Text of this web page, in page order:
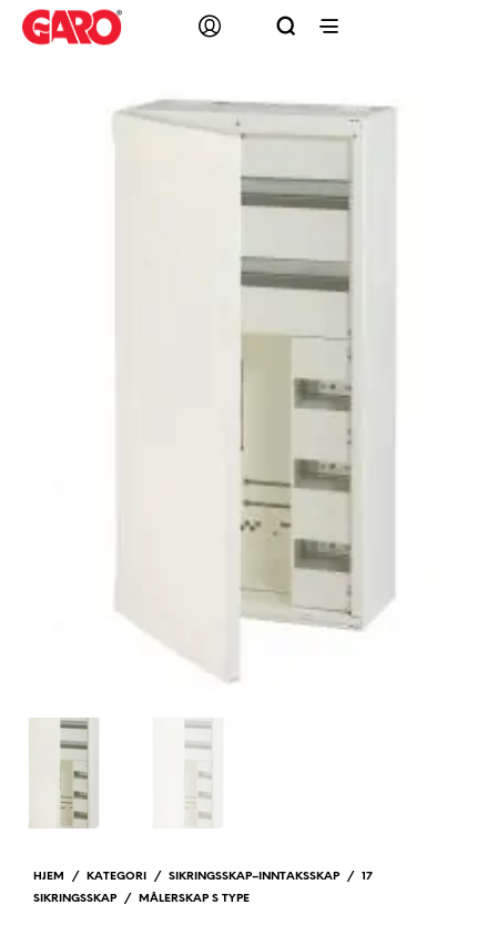
HJEM / KATEGORI / SIKRINGSSKAP–INNTAKSSKAP /
17
SIKRINGSSKAP
/ MÅLERSKAP S TYPE